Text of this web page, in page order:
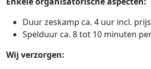
Duur zeskamp ca. 4 uur incl.
Spelduur ca. 8 tot 10 minuten
Wij verzorgen: